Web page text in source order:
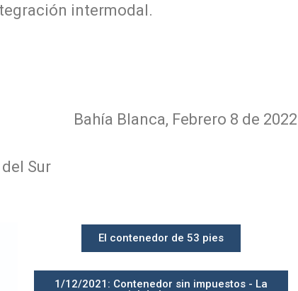
intermodal.
Bahía Blanca, Febrero 8 de 2022
Sur
El contenedor de 53 pies
1/12/2021: Contenedor sin impuestos - La